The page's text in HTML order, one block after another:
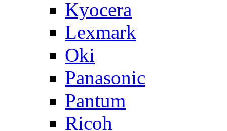
Kyocera
Lexmark
Oki
Panasonic
Pantum
Ricoh